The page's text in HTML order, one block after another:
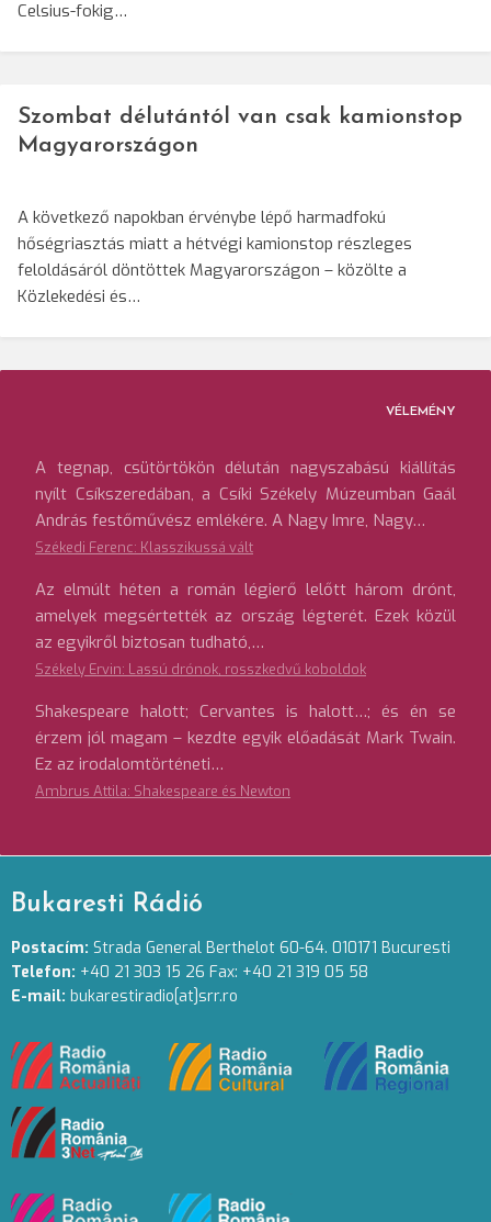
Celsius-fokig…
Szombat délutántól van csak kamionstop
Magyarországon
A következő napokban érvénybe lépő harmadfokú
hőségriasztás miatt a hétvégi kamionstop részleges
feloldásáról döntöttek Magyarországon – közölte a
Közlekedési és…
VÉLEMÉNY
A tegnap, csütörtökön délután nagyszabású kiállítás
nyílt Csíkszeredában, a Csíki Székely Múzeumban Gaál
András festőművész emlékére. A Nagy Imre, Nagy…
Székedi Ferenc: Klasszikussá vált
Az elmúlt héten a román légierő lelőtt három drónt,
amelyek megsértették az ország légterét. Ezek közül
az egyikről biztosan tudható,…
Székely Ervin: Lassú drónok, rosszkedvű koboldok
Shakespeare halott; Cervantes is halott…; és én se
érzem jól magam – kezdte egyik előadását Mark Twain.
Ez az irodalomtörténeti…
Ambrus Attila: Shakespeare és Newton
Bukaresti Rádió
Postacím: Strada General Berthelot 60-64. 010171 Bucuresti
Telefon: +40 21 303 15 26 Fax: +40 21 319 05 58
E-mail: bukarestiradio[at]srr.ro